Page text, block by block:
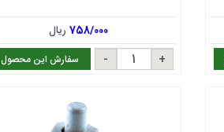
758/000 ریال
سفارش این محصول